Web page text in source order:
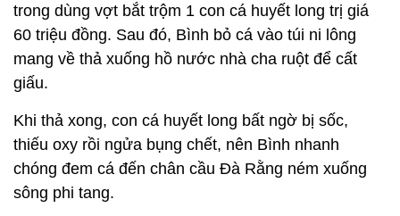
trong dùng vợt bắt trộm 1 con cá huyết long trị giá
60 triệu đồng. Sau đó, Bình bỏ cá vào túi ni lông
mang về thả xuống hồ nước nhà cha ruột để cất
giấu.
Khi thả xong, con cá huyết long bất ngờ bị sốc,
thiếu oxy rồi ngửa bụng chết, nên Bình nhanh
chóng đem cá đến chân cầu Đà Rằng ném xuống
sông phi tang.